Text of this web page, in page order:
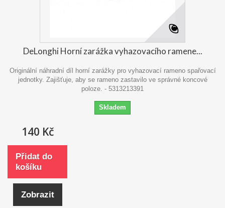
DeLonghi Horní zarážka vyhazovacího ramene...
Originální náhradní díl horní zarážky pro vyhazovací rameno spařovací
jednotky. Zajišťuje, aby se rameno zastavilo ve správné koncové
poloze. - 5313213391
Skladem
140 Kč
Přidat do
košíku
Zobrazit